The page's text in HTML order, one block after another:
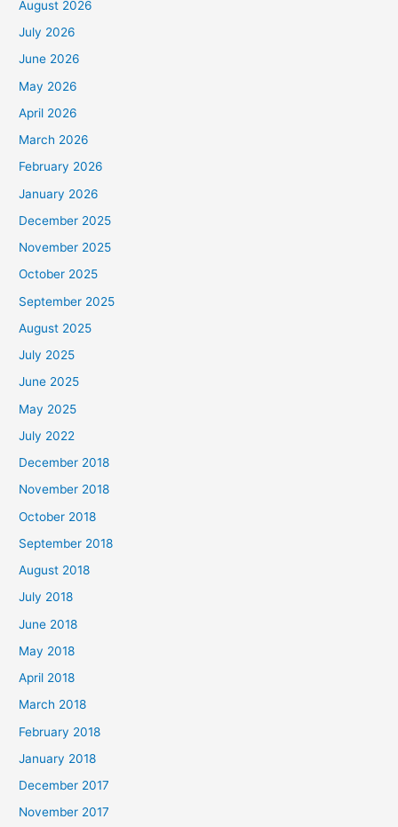
August 2026
July 2026
June 2026
May 2026
April 2026
March 2026
February 2026
January 2026
December 2025
November 2025
October 2025
September 2025
August 2025
July 2025
June 2025
May 2025
July 2022
December 2018
November 2018
October 2018
September 2018
August 2018
July 2018
June 2018
May 2018
April 2018
March 2018
February 2018
January 2018
December 2017
November 2017